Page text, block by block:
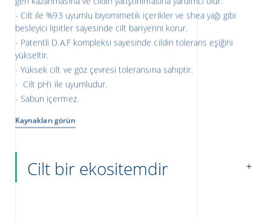
Cilt ile %93 uyumlu biyomimetik içerikler ve shea yağı gibi
besleyici lipitler sayesinde cilt bariyerini korur.
Patentli D.A.F kompleksi sayesinde cildin tolerans eşiğini
yükseltir.
Yüksek cilt ve göz çevresi toleransına sahiptir.
Cilt pH’ı ile uyumludur.
Sabun içermez.
Kaynakları görün
Cilt bir ekositemdir